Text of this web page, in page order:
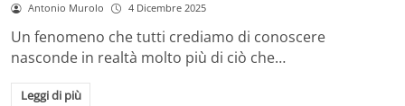
Antonio Murolo 4 Dicembre 2025
Un fenomeno che tutti crediamo di conoscere
nasconde in realtà molto più di ciò che…
Leggi di più